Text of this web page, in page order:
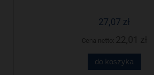
27,07 zł
do koszyka